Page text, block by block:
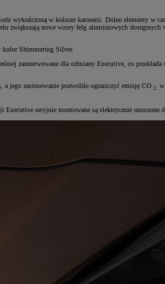
wykończoną w kolorze karoserii. Dolne elementy w
zwiększają nowe wzory felg aluminiowych
kolor Shimmering Silver.
zarezerwowane dla odmiany Executive, co
a jego zastosowanie pozwoliło ograniczyć emisję CO 2 w
Executive seryjnie montowane są elektrycznie unoszone